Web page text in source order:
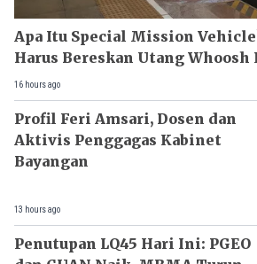
Apa Itu Special Mission
Harus Bereskan Utang Whoosh
16 hours ago
Profil Feri Amsari, Dosen dan
Aktivis Penggagas Kabinet
Bayangan
13 hours ago
Penutupan LQ45 Hari Ini: PGEO